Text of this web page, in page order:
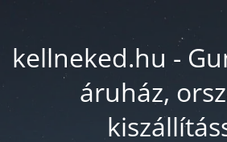
kellneked.hu -
áruház,